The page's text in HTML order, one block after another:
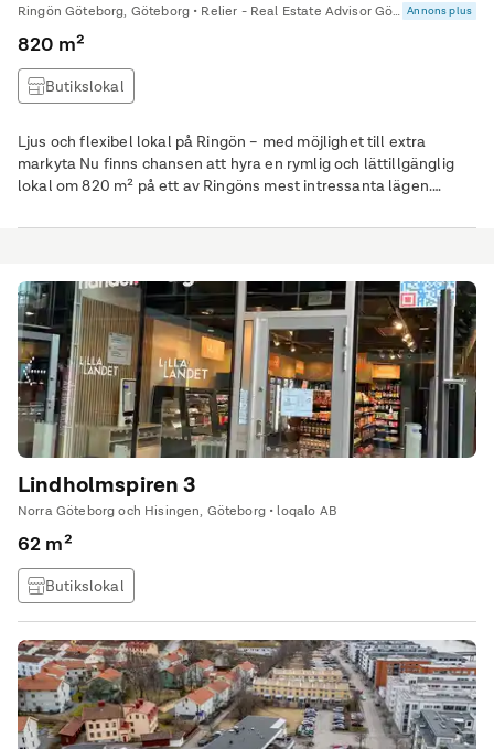
Ringön Göteborg, Göteborg • Relier - Real Estate Advisor Göteborg Annons plus
820 m²
Butikslokal
Ljus och flexibel lokal på Ringön – med möjlighet till extra
markyta Nu finns chansen att hyra en rymlig och lättillgänglig
lokal om 820 m² på ett av Ringöns mest intressanta lägen.
perfekt för butik, showroom, lättare produktion eller
Lindholmspiren 3
Norra Göteborg och Hisingen, Göteborg • loqalo AB
62 m²
Butikslokal